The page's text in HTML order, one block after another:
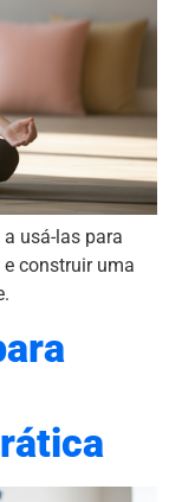
usá-las para
construir uma